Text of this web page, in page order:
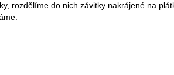
rozdělíme do nich závitky nakrájené na